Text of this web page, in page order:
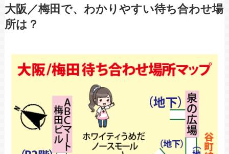
大阪／梅田で、わかりやすい待ち合わせ場
所は？